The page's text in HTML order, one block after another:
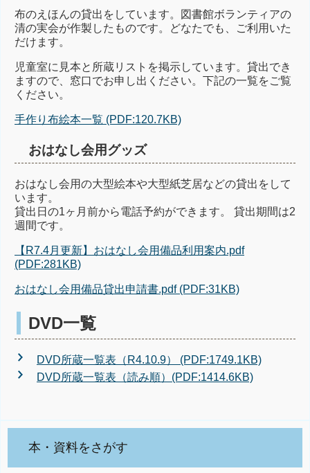
布のえほんの貸出をしています。図書館ボランティアの
清の実会が作製したものです。どなたでも、ご利用いた
だけます。
児童室に見本と所蔵リストを掲示しています。貸出でき
ますので、窓口でお申し出ください。下記の一覧をご覧
ください。
手作り布絵本一覧 (PDF:120.7KB)
おはなし会用グッズ
おはなし会用の大型絵本や大型紙芝居などの貸出をして
います。
貸出日の1ヶ月前から電話予約ができます。 貸出期間は2
週間です。
【R7.4月更新】おはなし会用備品利用案内.pdf
(PDF:281KB)
おはなし会用備品貸出申請書.pdf (PDF:31KB)
DVD一覧
DVD所蔵一覧表（R4.10.9） (PDF:1749.1KB)
DVD所蔵一覧表（読み順）(PDF:1414.6KB)
本・資料をさがす